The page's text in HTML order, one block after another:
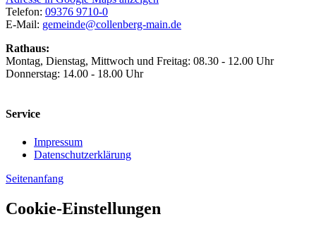
Telefon: 09376 9710-0
E-Mail: gemeinde@collenberg-main.de
Rathaus:
Montag, Dienstag, Mittwoch und Freitag: 08.30 - 12.00 Uhr
Donnerstag: 14.00 - 18.00 Uhr
Service
Impressum
Datenschutzerklärung
Seitenanfang
Cookie-Einstellungen